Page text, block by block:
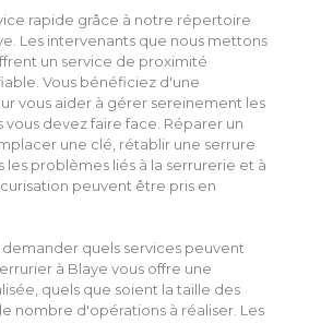
rapide grâce à notre répertoire
Les intervenants que nous mettons
un service de proximité
Vous bénéficiez d'une
vous aider à gérer sereinement les
devez faire face. Réparer un
une clé, rétablir une serrure
problèmes liés à la serrurerie et à
peuvent être pris en
demander quels services peuvent
à Blaye vous offre une
quels que soient la taille des
nombre d'opérations à réaliser. Les